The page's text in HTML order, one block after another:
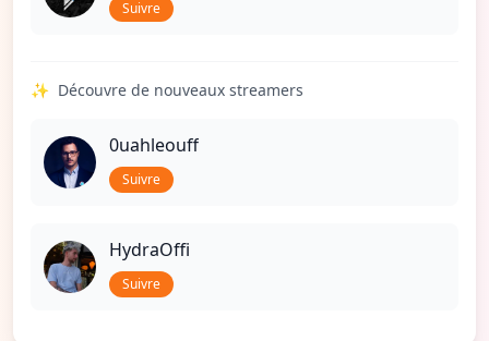
Suivre
✨ Découvre de nouveaux streamers
0uahleouff
Suivre
HydraOffi
Suivre